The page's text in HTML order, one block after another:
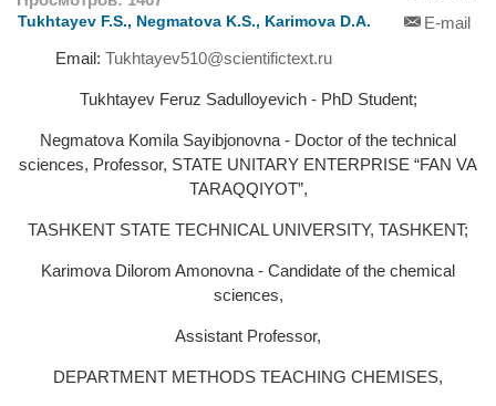
E-mail
Tukhtayev F.S., Negmatova K.S., Karimova D.A.
Email: Tukhtayev510@scientifictext.ru
Tukhtayev Feruz Sadulloyevich - PhD Student;
Negmatova Komila Sayibjonovna - Doctor of the technical
sciences, Professor, STATE UNITARY ENTERPRISE “FAN VA
TARAQQIYOT”,
TASHKENT STATE TECHNICAL UNIVERSITY, TASHKENT;
Karimova Dilorom Amonovna - Candidate of the chemical
sciences,
Assistant Professor,
DEPARTMENT METHODS TEACHING CHEMISES,